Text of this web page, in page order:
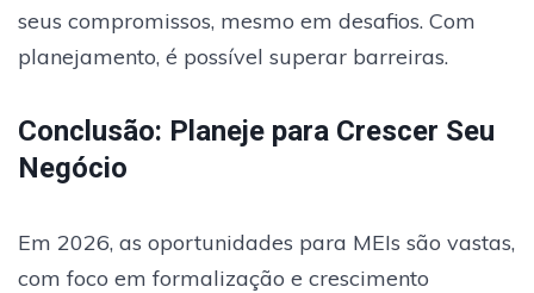
seus compromissos, mesmo em desafios. Com
planejamento, é possível superar barreiras.
Conclusão: Planeje para Crescer Seu
Negócio
Em 2026, as oportunidades para MEIs são vastas,
com foco em formalização e crescimento